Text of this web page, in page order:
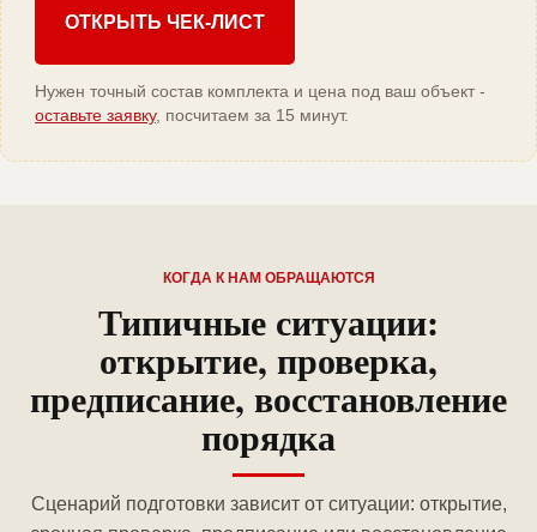
ОТКРЫТЬ ЧЕК-ЛИСТ
Нужен точный состав комплекта и цена под ваш объект -
оставьте заявку, посчитаем за 15 минут.
КОГДА К НАМ ОБРАЩАЮТСЯ
Типичные ситуации:
открытие, проверка,
предписание, восстановление
порядка
Сценарий подготовки зависит от ситуации: открытие,